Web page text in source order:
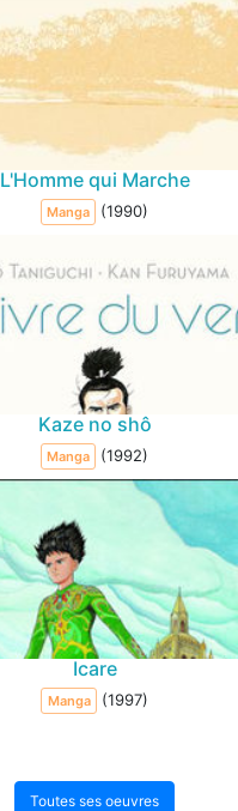
L'Homme qui Marche
Manga (1990)
Kaze no shô
Manga (1992)
Icare
Manga (1997)
Toutes ses oeuvres